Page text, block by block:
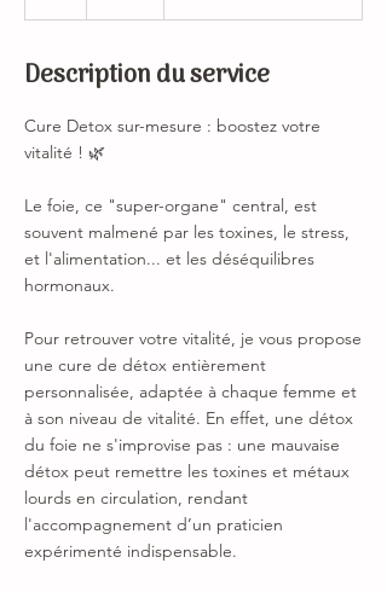
Description du service
Cure Detox sur-mesure : boostez votre
vitalité ! 🌿
Le foie, ce "super-organe" central, est
souvent malmené par les toxines, le stress,
et l'alimentation... et les déséquilibres
hormonaux.
Pour retrouver votre vitalité, je vous propose
une cure de détox entièrement
personnalisée, adaptée à chaque femme et
à son niveau de vitalité. En effet, une détox
du foie ne s'improvise pas : une mauvaise
détox peut remettre les toxines et métaux
lourds en circulation, rendant
l'accompagnement d’un praticien
expérimenté indispensable.